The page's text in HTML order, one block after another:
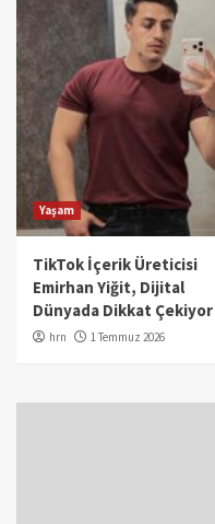
Yaşam
TikTok İçerik Üreticisi
Emirhan Yiğit, Dijital
Dünyada Dikkat Çekiyor
hrn 1 Temmuz 2026